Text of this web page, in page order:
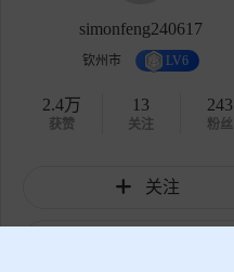
simonfeng240617
钦州市 LV6
2.4万
获赞
13
关注
243
粉丝
关注